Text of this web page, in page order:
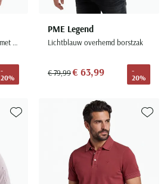
Donkerblauw effen T-shirt met borstzak
-
20%
PME Legend
Lichtblauw overhemd borstzak
€ 79,99€ 63,99
-
20%
Toevoegen aan favorieten